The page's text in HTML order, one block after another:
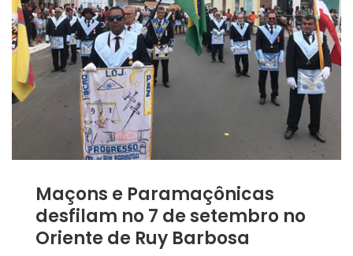
Maçons e Paramaçônicas
desfilam no 7 de setembro no
Oriente de Ruy Barbosa